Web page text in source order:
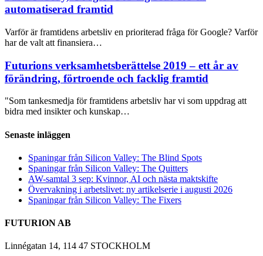
automatiserad framtid
Varför är framtidens arbetsliv en prioriterad fråga för Google? Varför
har de valt att finansiera…
Futurions verksamhetsberättelse 2019 – ett år av
förändring, förtroende och facklig framtid
"Som tankesmedja för framtidens arbetsliv har vi som uppdrag att
bidra med insikter och kunskap…
Senaste inläggen
Spaningar från Silicon Valley: The Blind Spots
Spaningar från Silicon Valley: The Quitters
AW-samtal 3 sep: Kvinnor, AI och nästa maktskifte
Övervakning i arbetslivet: ny artikelserie i augusti 2026
Spaningar från Silicon Valley: The Fixers
FUTURION AB
Linnégatan 14, 114 47 STOCKHOLM